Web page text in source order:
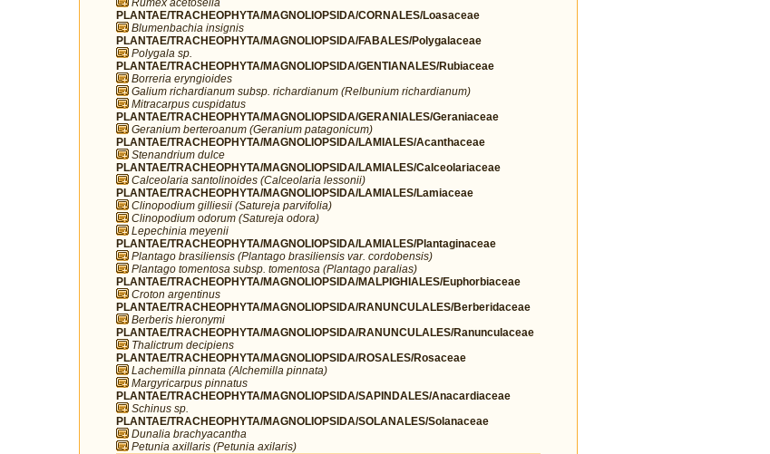
Rumex acetosella
PLANTAE/TRACHEOPHYTA/MAGNOLIOPSIDA/CORNALES/Loasaceae
Blumenbachia insignis
PLANTAE/TRACHEOPHYTA/MAGNOLIOPSIDA/FABALES/Polygalaceae
Polygala sp.
PLANTAE/TRACHEOPHYTA/MAGNOLIOPSIDA/GENTIANALES/Rubiaceae
Borreria eryngioides
Galium richardianum subsp. richardianum (Relbunium richardianum)
Mitracarpus cuspidatus
PLANTAE/TRACHEOPHYTA/MAGNOLIOPSIDA/GERANIALES/Geraniaceae
Geranium berteroanum (Geranium patagonicum)
PLANTAE/TRACHEOPHYTA/MAGNOLIOPSIDA/LAMIALES/Acanthaceae
Stenandrium dulce
PLANTAE/TRACHEOPHYTA/MAGNOLIOPSIDA/LAMIALES/Calceolariaceae
Calceolaria santolinoides (Calceolaria lessonii)
PLANTAE/TRACHEOPHYTA/MAGNOLIOPSIDA/LAMIALES/Lamiaceae
Clinopodium gilliesii (Satureja parvifolia)
Clinopodium odorum (Satureja odora)
Lepechinia meyenii
PLANTAE/TRACHEOPHYTA/MAGNOLIOPSIDA/LAMIALES/Plantaginaceae
Plantago brasiliensis (Plantago brasiliensis var. cordobensis)
Plantago tomentosa subsp. tomentosa (Plantago paralias)
PLANTAE/TRACHEOPHYTA/MAGNOLIOPSIDA/MALPIGHIALES/Euphorbiaceae
Croton argentinus
PLANTAE/TRACHEOPHYTA/MAGNOLIOPSIDA/RANUNCULALES/Berberidaceae
Berberis hieronymi
PLANTAE/TRACHEOPHYTA/MAGNOLIOPSIDA/RANUNCULALES/Ranunculaceae
Thalictrum decipiens
PLANTAE/TRACHEOPHYTA/MAGNOLIOPSIDA/ROSALES/Rosaceae
Lachemilla pinnata (Alchemilla pinnata)
Margyricarpus pinnatus
PLANTAE/TRACHEOPHYTA/MAGNOLIOPSIDA/SAPINDALES/Anacardiaceae
Schinus sp.
PLANTAE/TRACHEOPHYTA/MAGNOLIOPSIDA/SOLANALES/Solanaceae
Dunalia brachyacantha
Petunia axillaris (Petunia axilaris)